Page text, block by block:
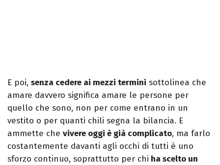
E poi, senza cedere ai mezzi termini sottolinea che
amare davvero significa amare le persone per
quello che sono, non per come entrano in un
vestito o per quanti chili segna la bilancia. E
ammette che vivere oggi è già complicato, ma farlo
costantemente davanti agli occhi di tutti è uno
sforzo continuo, soprattutto per chi ha scelto un